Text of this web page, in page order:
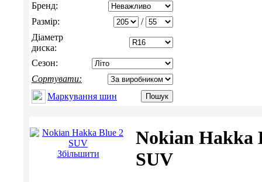
Бренд:
Размір:
/
Діаметр
диска:
Сезон:
Сортувати:
Маркування шин
Збільшити
Nokian Hakka
SUV